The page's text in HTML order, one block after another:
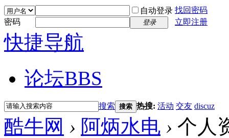
自动登录 找回密码
密码
登录 立即注册
快捷导航
论坛BBS
搜索 搜索 热搜: 活动 交友 discuz
酷牛网 › 阿炳水电 › 个人